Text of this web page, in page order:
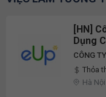
[HN]
Dụng
Thiết
Kế
CÔNG
Thỏa
Hà Nội